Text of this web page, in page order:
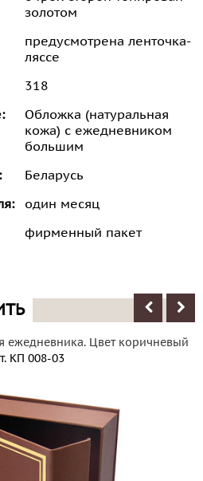
золотом
предусмотрена ленточка-
ляссе
318
Обложка (натуральная
кожа) с ежедневником
большим
Беларусь
один месяц
фирменный пакет
ежедневника. Цвет коричневый
КП 008-03